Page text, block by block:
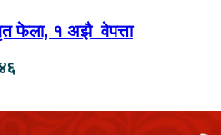
मृत फेला, १ अझै वेपत्ता